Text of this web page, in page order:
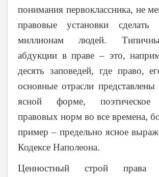
понимания первоклассника, не
правовые установки сделать
миллионам людей.
абдукции в праве – это,
десять заповедей, где право,
основные отрасли представлены
ясной форме, поэтическое
правовых норм во все времена,
пример – предельно ясное
Кодексе Наполеона.
Ценностный строй права